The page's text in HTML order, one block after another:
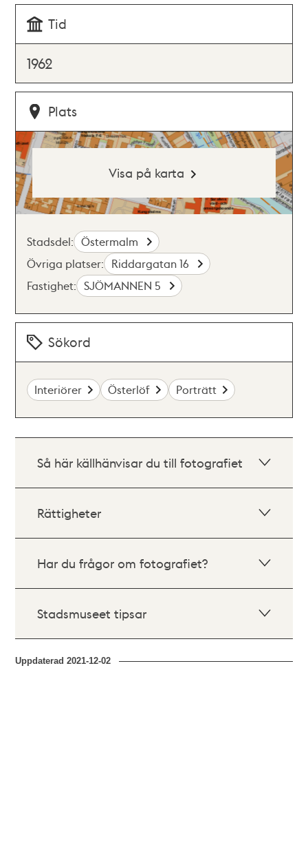
Tid
1962
Plats
Visa på karta
Stadsdel: Östermalm
Övriga platser: Riddargatan 16
Fastighet: SJÖMANNEN 5
Sökord
Interiörer Österlöf Porträtt
Så här källhänvisar du till fotografiet
Rättigheter
Har du frågor om fotografiet?
Stadsmuseet tipsar
Uppdaterad2021-12-02